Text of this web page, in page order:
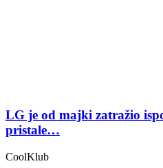
LG je od majki zatražio
pristale…
CoolKlub